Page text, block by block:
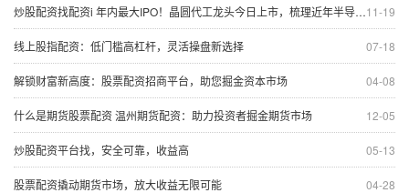
11-19
炒股配资找配资i 年内最大IPO！晶圆代工龙头今日上市，梳理近年半导体新股，这些特点值得关注
07-18
线上股指配资：低门槛高杠杆，灵活操盘新选择
04-08
解锁财富新高度：股票配资招商平台，助您掘金资本市场
12-05
什么是期货股票配资 温州期货配资：助力投资者掘金期货市场
05-13
炒股配资平台找，安全可靠，收益高
04-28
股票配资撬动期货市场，放大收益无限可能